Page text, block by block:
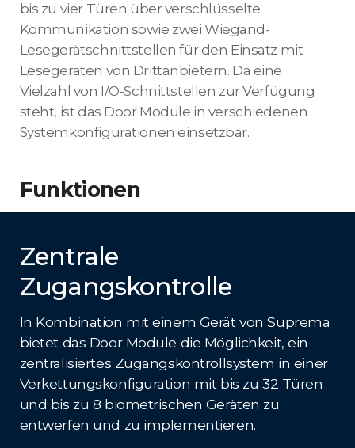
bis zu vier Türen über verschlüsselte
Kommunikation sowie zwei Wiegand-
Lesegerätschnittstellen für den Einsatz mit
Lesegeräten von Drittanbietern. Da eine
Vielzahl von I/O-Schnittstellen zur Verfügung
steht, ist das Door Module in verschiedenen
Systemkonfigurationen einsetzbar.
Funktionen
Zentrale
Zugangskontrolle
In Kombination mit einem Gerät von Suprema
bietet das Door Module die Möglichkeit, ein
zentralisiertes Zugangskontrollsystem in einer
Verkettungskonfiguration mit bis zu 32 Türen
und bis zu 8 biometrischen Geräten zu
entwerfen und zu implementieren.